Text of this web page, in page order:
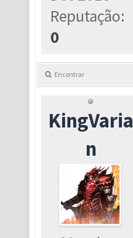
Reputação:
0
Encontrar
KingVaria
n